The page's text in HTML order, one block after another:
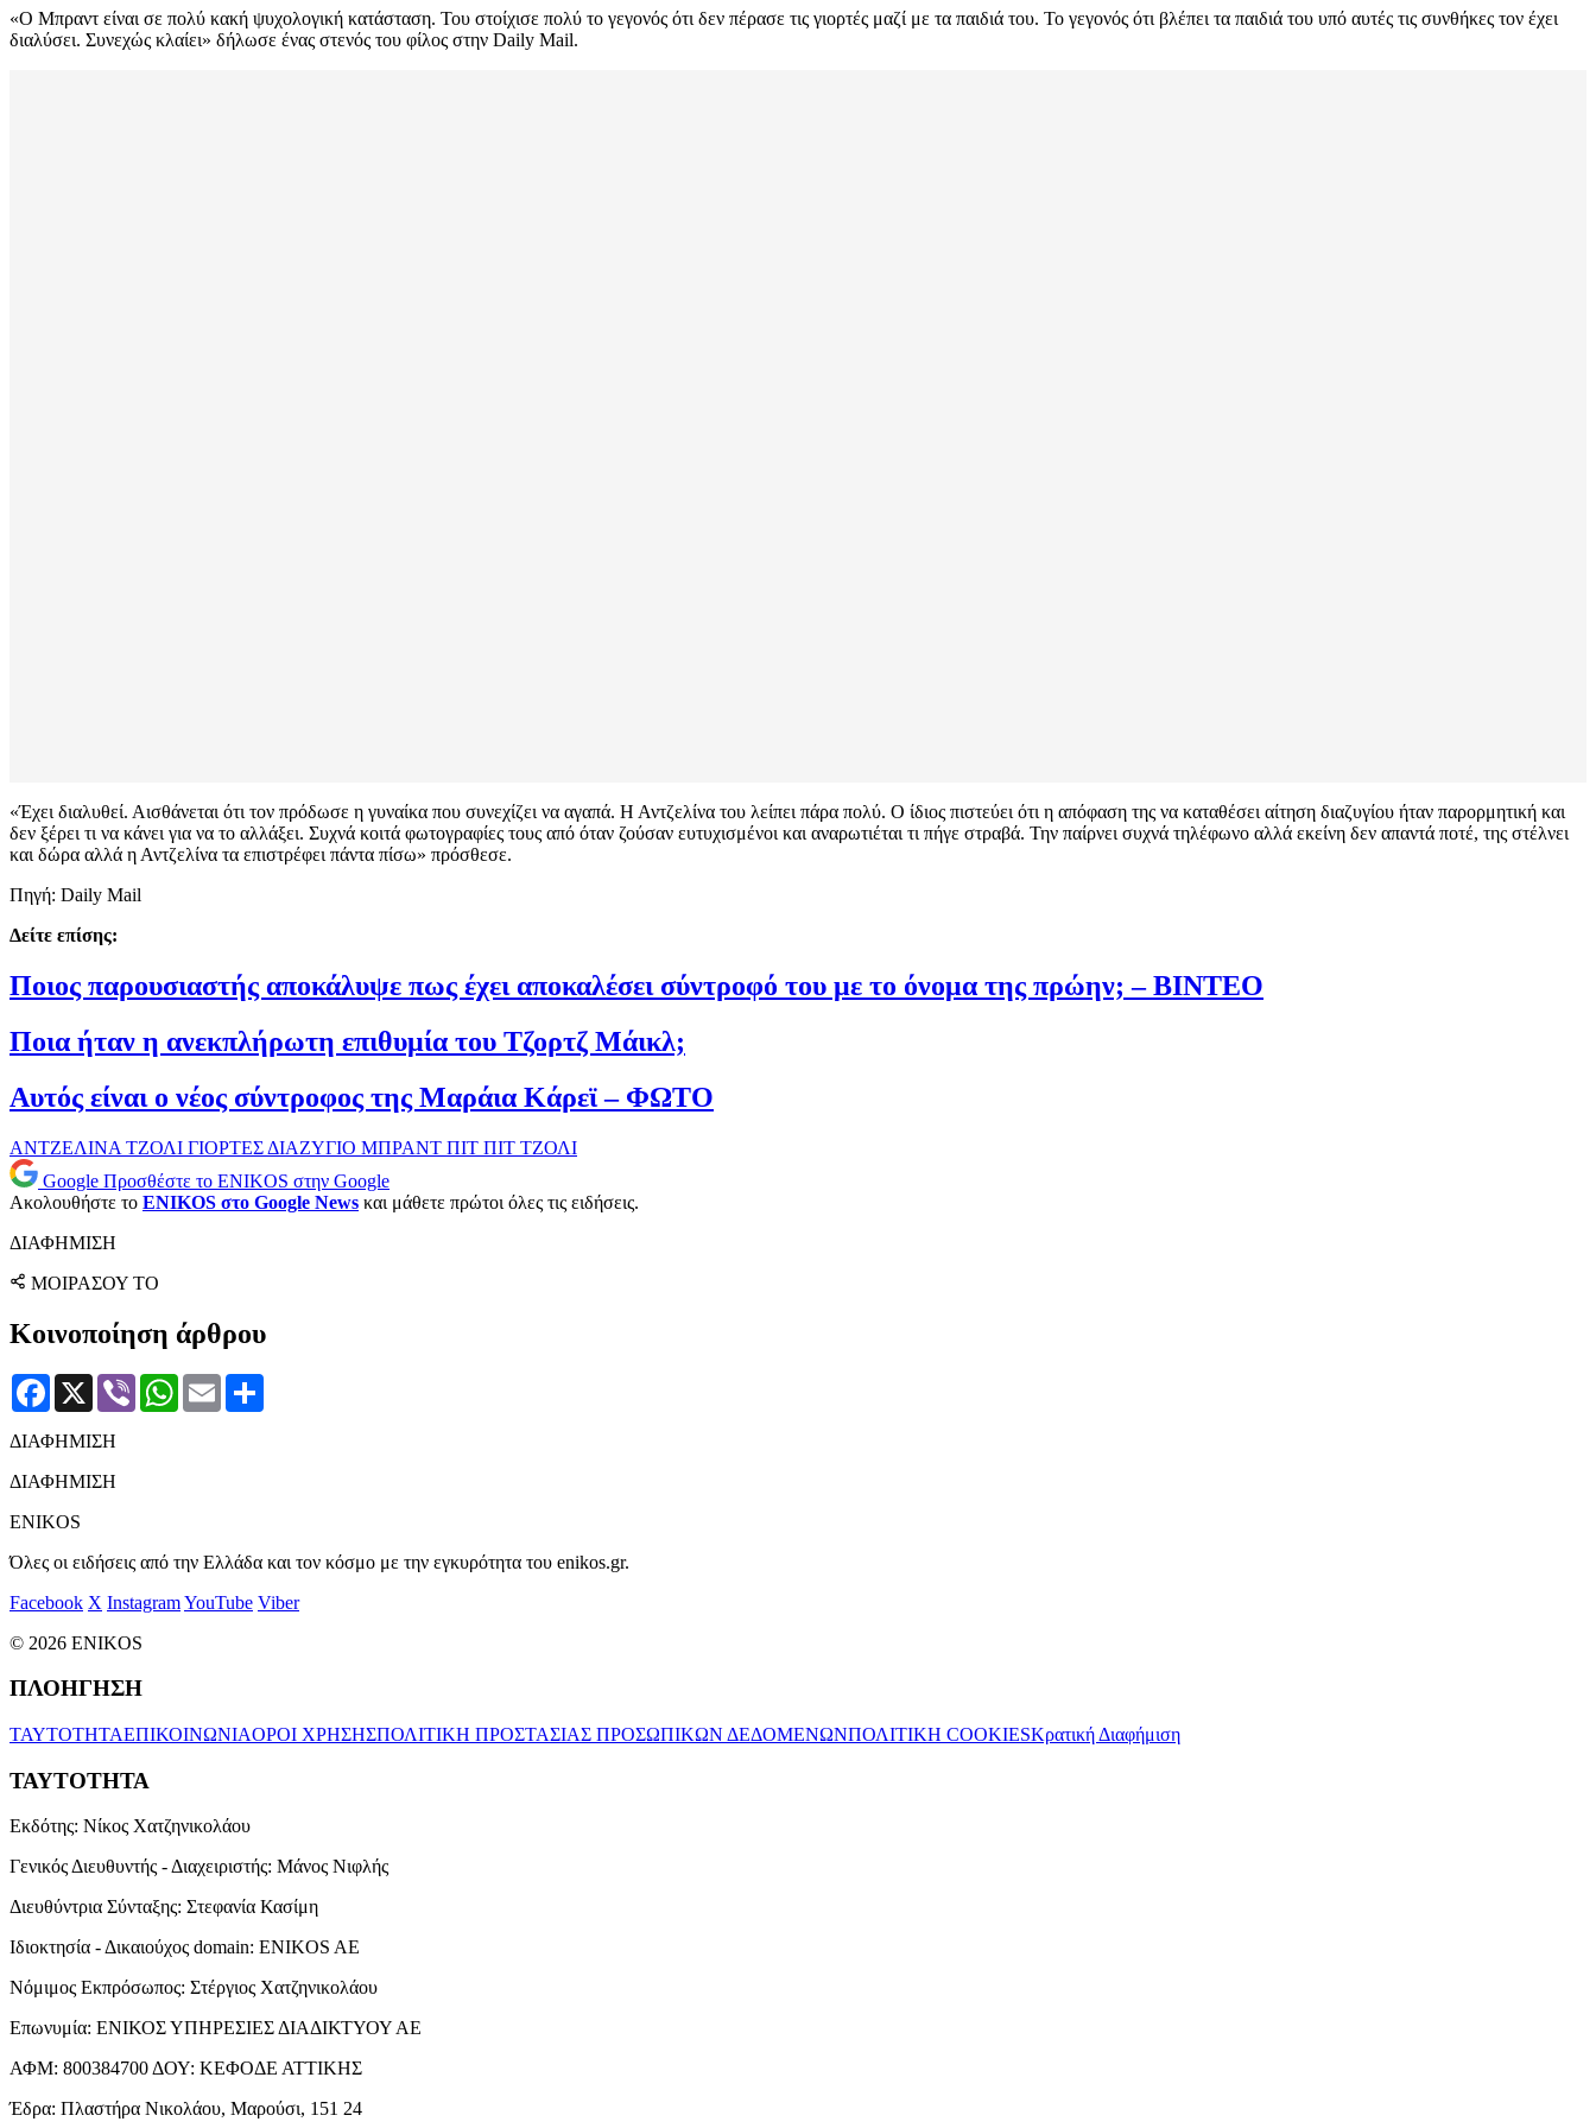
«Ο Μπραντ είναι σε πολύ κακή ψυχολογική κατάσταση. Του στοίχισε πολύ το γεγονός ότι δεν πέρασε τις γιορτές μαζί με τα παιδιά του. Το γεγονός ότι βλέπει τα παιδιά του υπό αυτές τις συνθήκες τον έχει
διαλύσει. Συνεχώς κλαίει» δήλωσε ένας στενός του φίλος στην Daily Mail.
«Έχει διαλυθεί. Αισθάνεται ότι τον πρόδωσε η γυναίκα που συνεχίζει να αγαπά. Η Αντζελίνα του λείπει πάρα πολύ. Ο ίδιος πιστεύει ότι η απόφαση της να καταθέσει αίτηση διαζυγίου ήταν παρορμητική και
δεν ξέρει τι να κάνει για να το αλλάξει. Συχνά κοιτά φωτογραφίες τους από όταν ζούσαν ευτυχισμένοι και αναρωτιέται τι πήγε στραβά. Την παίρνει συχνά τηλέφωνο αλλά εκείνη δεν απαντά ποτέ, της στέλνει
και δώρα αλλά η Αντζελίνα τα επιστρέφει πάντα πίσω» πρόσθεσε.
Πηγή: Daily Mail
Δείτε επίσης:
Ποιος παρουσιαστής αποκάλυψε πως έχει αποκαλέσει σύντροφό του με το όνομα της πρώην; – ΒΙΝΤΕΟ
Ποια ήταν η ανεκπλήρωτη επιθυμία του Τζορτζ Μάικλ;
Αυτός είναι ο νέος σύντροφος της Μαράια Κάρεϊ – ΦΩΤΟ
ΑΝΤΖΕΛΙΝΑ ΤΖΟΛΙ ΓΙΟΡΤΕΣ ΔΙΑΖΥΓΙΟ ΜΠΡΑΝΤ ΠΙΤ ΠΙΤ ΤΖΟΛΙ
Google Προσθέστε το ENIKOS στην Google
Ακολουθήστε το ENIKOS στο Google News και μάθετε πρώτοι όλες τις ειδήσεις.
ΔΙΑΦΗΜΙΣΗ
ΜΟΙΡΑΣΟΥ ΤΟ
Κοινοποίηση άρθρου
Facebook
X Viber WhatsApp
Email
ΔΙΑΦΗΜΙΣΗ
ΔΙΑΦΗΜΙΣΗ
ENIKOS
Όλες οι ειδήσεις από την Ελλάδα και τον κόσμο με την εγκυρότητα του enikos.gr.
Facebook X InstagramYouTube Viber
© 2026 ENIKOS
ΠΛΟΗΓΗΣΗ
ΤΑΥΤΟΤΗΤΑΕΠΙΚΟΙΝΩΝΙΑΟΡΟΙ ΧΡΗΣΗΣΠΟΛΙΤΙΚΗ ΠΡΟΣΤΑΣΙΑΣ ΠΡΟΣΩΠΙΚΩΝ ΔΕΔΟΜΕΝΩΝΠΟΛΙΤΙΚΗ COOKIESΚρατική Διαφήμιση
ΤΑΥΤΟΤΗΤΑ
Εκδότης: Νίκος Χατζηνικολάου
Γενικός Διευθυντής - Διαχειριστής: Μάνος Νιφλής
Διευθύντρια Σύνταξης: Στεφανία Κασίμη
Ιδιοκτησία - Δικαιούχος domain: ENIKOS AE
Νόμιμος Εκπρόσωπος: Στέργιος Χατζηνικολάου
Επωνυμία: ΕΝΙΚΟΣ ΥΠΗΡΕΣΙΕΣ ΔΙΑΔΙΚΤΥΟΥ ΑΕ
ΑΦΜ: 800384700ΔΟΥ: ΚΕΦΟΔΕ ΑΤΤΙΚΗΣ
Έδρα: Πλαστήρα Νικολάου, Μαρούσι, 151 24